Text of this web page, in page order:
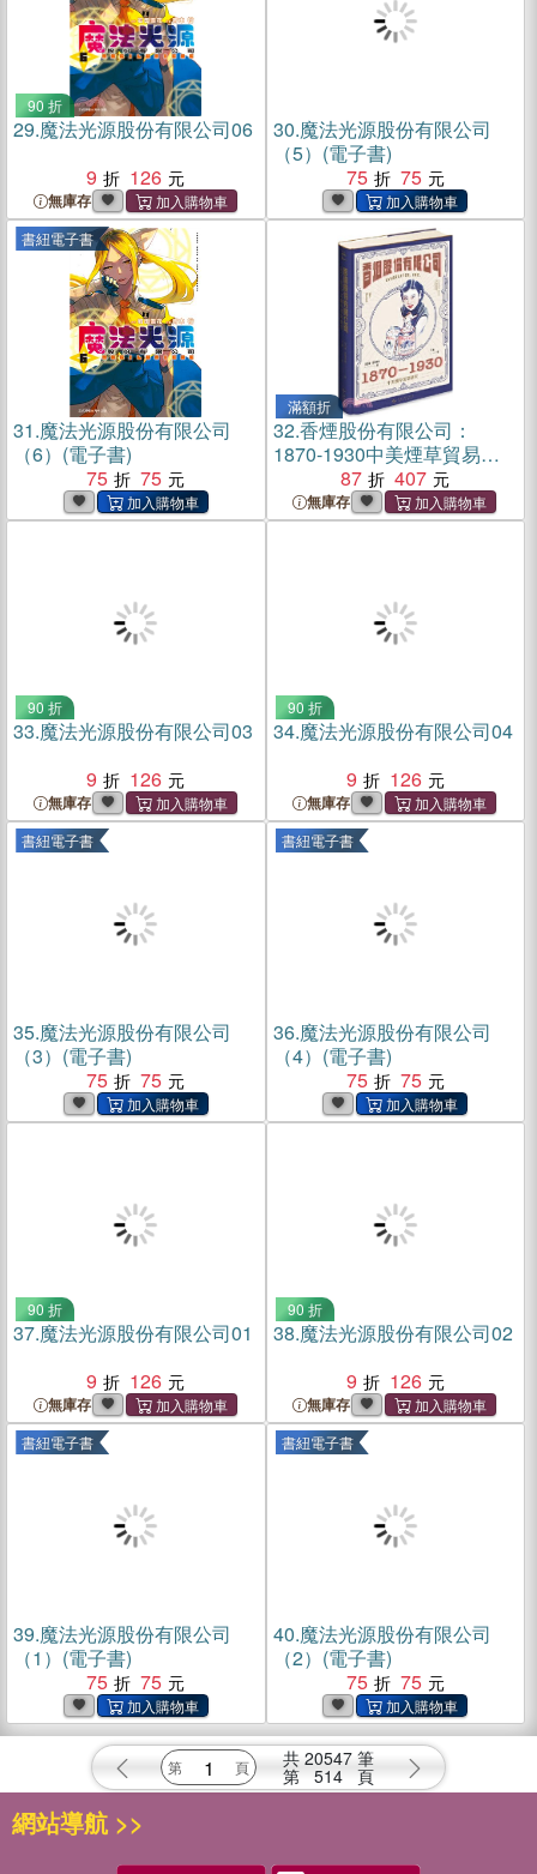
90 折
29.魔法光源股份有限公司06
9
126
無庫存
30.魔法光源股份有限公司
（5）(電子書)
75
75
書紐電子書
31.魔法光源股份有限公司
（6）(電子書)
75
75
滿額折
32.香煙股份有限公司：
1870-1930中美煙草貿易研
究（簡體書）
87 407
無庫存
90 折
33.魔法光源股份有限公司03
9
126
無庫存
90 折
34.魔法光源股份有限公司04
9
126
無庫存
書紐電子書
35.魔法光源股份有限公司
（3）(電子書)
75
75
書紐電子書
36.魔法光源股份有限公司
（4）(電子書)
75
75
90 折
37.魔法光源股份有限公司01
9
126
無庫存
90 折
38.魔法光源股份有限公司02
9
126
無庫存
書紐電子書
39.魔法光源股份有限公司
（1）(電子書)
75
75
書紐電子書
40.魔法光源股份有限公司
（2）(電子書)
75
75
共 20547 筆
第 514 頁
網站導航 >>